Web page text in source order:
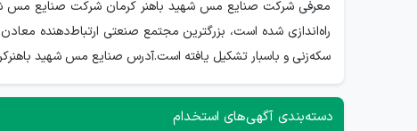
راه‌اندازی شده است، بزرگترین مجتمع صنعتی ارتباط‌دهنده
سکه‌زنی و باسبار تشکیل یافته است.آدرس صنایع مس شهید باهنرکرمان – کیلومتر ۱۲بزرگراه آیت الله هاشمی
دسته‌بندی آگهی‌های استخدام